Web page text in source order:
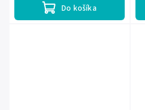
Do košíka